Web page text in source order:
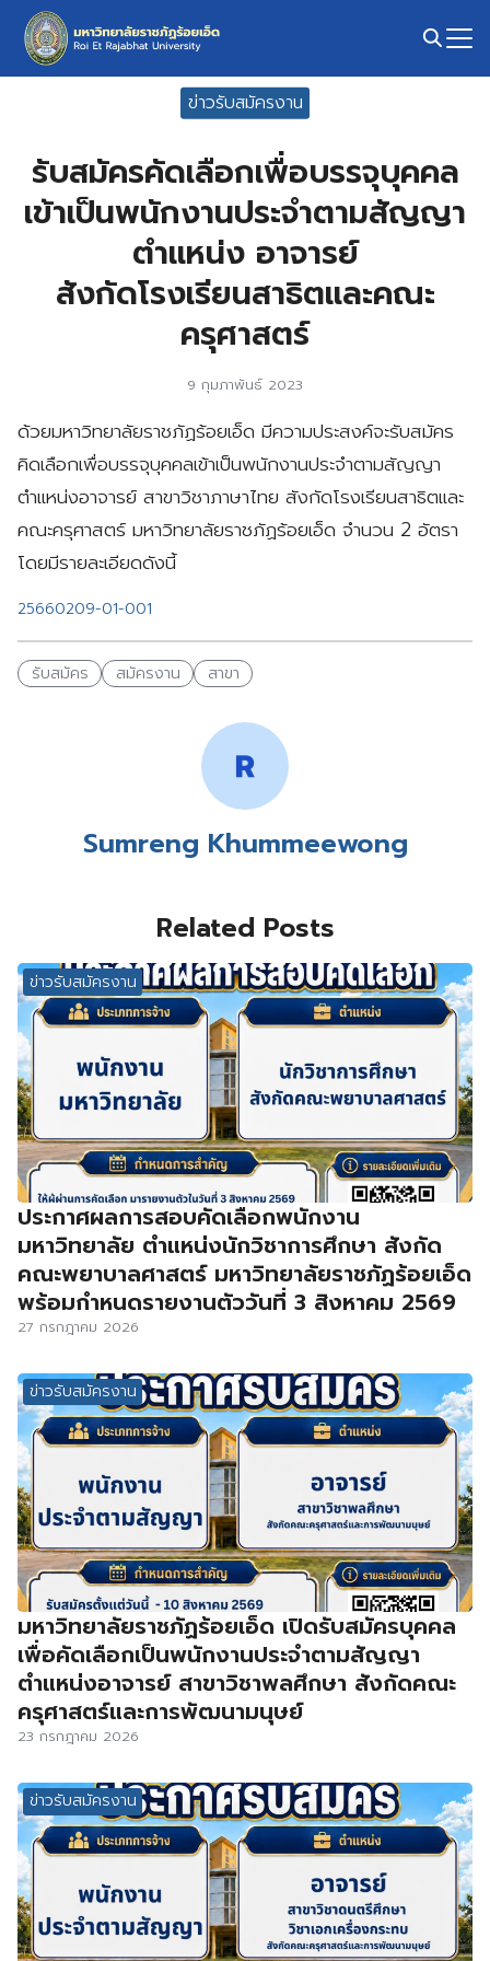
Skip
content
ข่าวรับสมัครงาน
รับสมัครคัดเลือกเพื่อบรรจุบุคคล
เข้าเป็นพนักงานประจำตามสัญญา
ตำแหน่ง อาจารย์
สังกัดโรงเรียนสาธิตและคณะ
ครุศาสตร์
9 กุมภาพันธ์ 2023
ด้วยมหาวิทยาลัยราชภัฏร้อยเอ็ด มีความประสงค์จะรับสมัคร
คิดเลือกเพื่อบรรจุบุคคลเข้าเป็นพนักงานประจำตามสัญญา
ตำแหน่งอาจารย์ สาขาวิชาภาษาไทย สังกัดโรงเรียนสาธิตและ
คณะครุศาสตร์ มหาวิทยาลัยราชภัฏร้อยเอ็ด จำนวน 2 อัตรา
โดยมีรายละเอียดดังนี้
25660209-01-001
รับสมัคร สมัครงาน สาขา
Sumreng Khummeewong
Related Posts
ข่าวรับสมัครงาน
ประกาศผลการสอบคัดเลือกพนักงาน
มหาวิทยาลัย ตำแหน่งนักวิชาการศึกษา สังกัด
คณะพยาบาลศาสตร์ มหาวิทยาลัยราชภัฏร้อยเอ็ด
พร้อมกำหนดรายงานตัววันที่ 3 สิงหาคม 2569
27 กรกฎาคม 2026
ข่าวรับสมัครงาน
มหาวิทยาลัยราชภัฏร้อยเอ็ด เปิดรับสมัครบุคคล
เพื่อคัดเลือกเป็นพนักงานประจำตามสัญญา
ตำแหน่งอาจารย์ สาขาวิชาพลศึกษา สังกัดคณะ
ครุศาสตร์และการพัฒนามนุษย์
23 กรกฎาคม 2026
ข่าวรับสมัครงาน